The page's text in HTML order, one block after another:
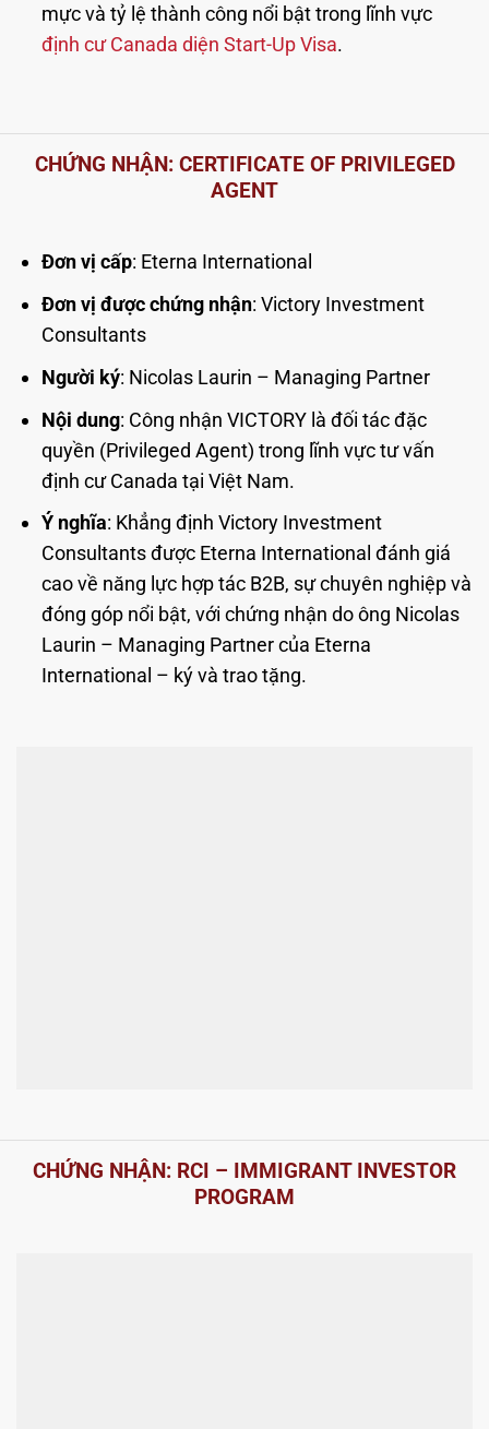
mực và tỷ lệ thành công nổi bật trong lĩnh vực
định cư Canada diện Start-Up Visa.
CHỨNG NHẬN: CERTIFICATE OF PRIVILEGED
AGENT
Đơn vị cấp: Eterna International
Đơn vị được chứng nhận: Victory Investment
Consultants
Người ký: Nicolas Laurin – Managing Partner
Nội dung: Công nhận VICTORY là đối tác đặc
quyền (Privileged Agent) trong lĩnh vực tư vấn
định cư Canada tại Việt Nam.
Ý nghĩa: Khẳng định Victory Investment
Consultants được Eterna International đánh giá
cao về năng lực hợp tác B2B, sự chuyên nghiệp và
đóng góp nổi bật, với chứng nhận do ông Nicolas
Laurin – Managing Partner của Eterna
International – ký và trao tặng.
CHỨNG NHẬN: RCI – IMMIGRANT INVESTOR
PROGRAM